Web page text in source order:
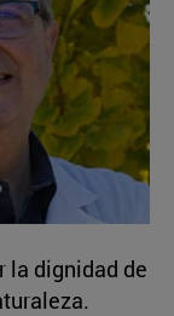
la dignidad de